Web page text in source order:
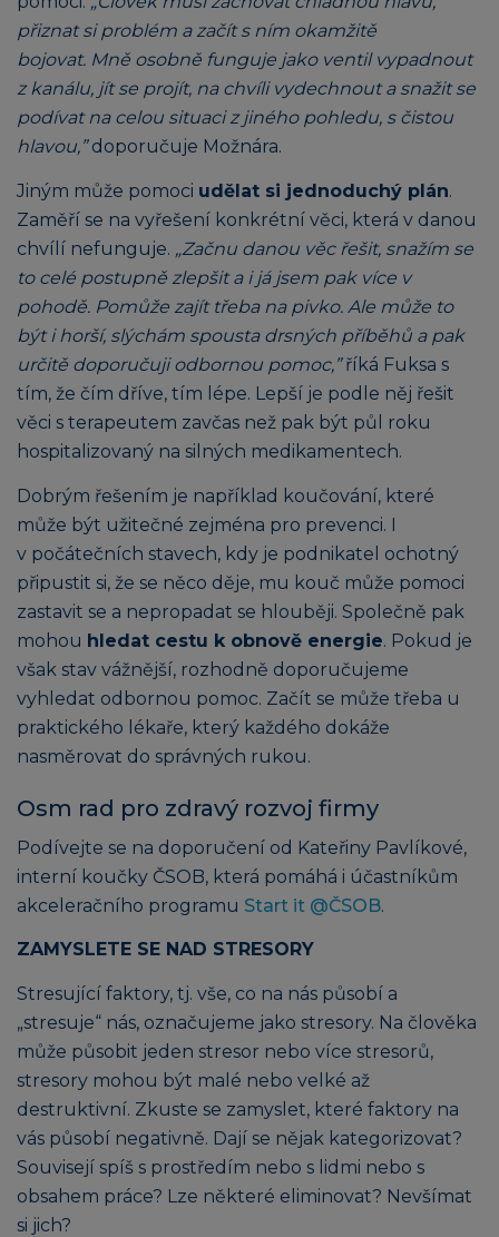
přiznat si problém a začít s ním okamžitě
bojovat. Mně osobně funguje jako ventil vypadnout
z kanálu, jít se projít, na chvíli vydechnout a snažit se
podívat na celou situaci z jiného pohledu, s čistou
hlavou,”doporučuje Možnára.
Jiným může pomoci udělat si jednoduchý plán.
Zaměří se na vyřešení konkrétní věci, která v danou
chvílí nefunguje. „Začnu danou věc řešit, snažím se
to celé postupně zlepšit a i já jsem pak více v
pohodě. Pomůže zajít třeba na pivko. Ale může to
být i horší, slýchám spousta drsných příběhů a pak
určitě doporučuji odbornou pomoc,”říká Fuksa s
tím, že čím dříve, tím lépe. Lepší je podle něj řešit
věci s terapeutem zavčas než pak být půl roku
hospitalizovaný na silných medikamentech.
Dobrým řešením je například koučování, které
může být užitečné zejména pro prevenci. I
v počátečních stavech, kdy je podnikatel ochotný
připustit si, že se něco děje, mu kouč může pomoci
zastavit se a nepropadat se hlouběji. Společně pak
mohou hledat cestu k obnově energie. Pokud je
však stav vážnější, rozhodně doporučujeme
vyhledat odbornou pomoc. Začít se může třeba u
praktického lékaře, který každého dokáže
nasměrovat do správných rukou.
Osm rad pro zdravý rozvoj firmy
Podívejte se na doporučení od Kateřiny Pavlíkové,
interní koučky ČSOB, která pomáhá i účastníkům
akceleračního programu Start it @ČSOB.
ZAMYSLETE SE NAD STRESORY
Stresující faktory, tj. vše, co na nás působí a
„stresuje“ nás, označujeme jako stresory. Na člověka
může působit jeden stresor nebo více stresorů,
stresory mohou být malé nebo velké až
destruktivní. Zkuste se zamyslet, které faktory na
vás působí negativně. Dají se nějak kategorizovat?
Souvisejí spíš s prostředím nebo s lidmi nebo s
obsahem práce? Lze některé eliminovat? Nevšímat
si jich?